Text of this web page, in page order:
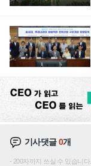
기사댓글0개
200자까지 쓰실 수 있습니